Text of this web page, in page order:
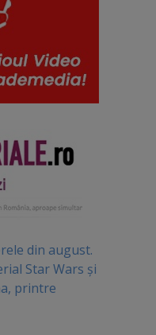
din august.
Star Wars și
printre